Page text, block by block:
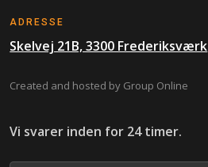
ADRESSE
Skelvej 21B, 3300 Frederiksværk
Created and hosted by Group Online
Vi svarer inden for 24 timer.​